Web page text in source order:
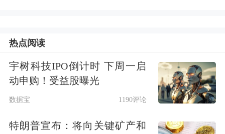
面对AI浪潮，这家金融巨头将“全面数
字化战略”作为2025开年的首要任务。
记者注意到，早在今年3月的2024年报
致辞中，马明哲已然抛出这个命题。彼
时他认为， 当前以DeepSeek为代表的开
热点阅读
宇树科技IPO倒计时 下周一启
动申购！受益股曝光
数据宝 1190评论
特朗普宣布：将向关键矿产和